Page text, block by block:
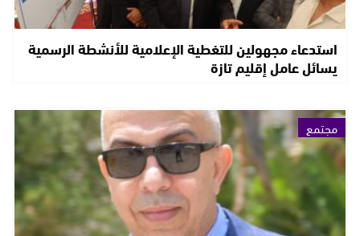
استدعاء مجهولين للتغطية الإعلامية للأنشطة الرسمية
يسائل عامل إقليم تازة
مجتمع